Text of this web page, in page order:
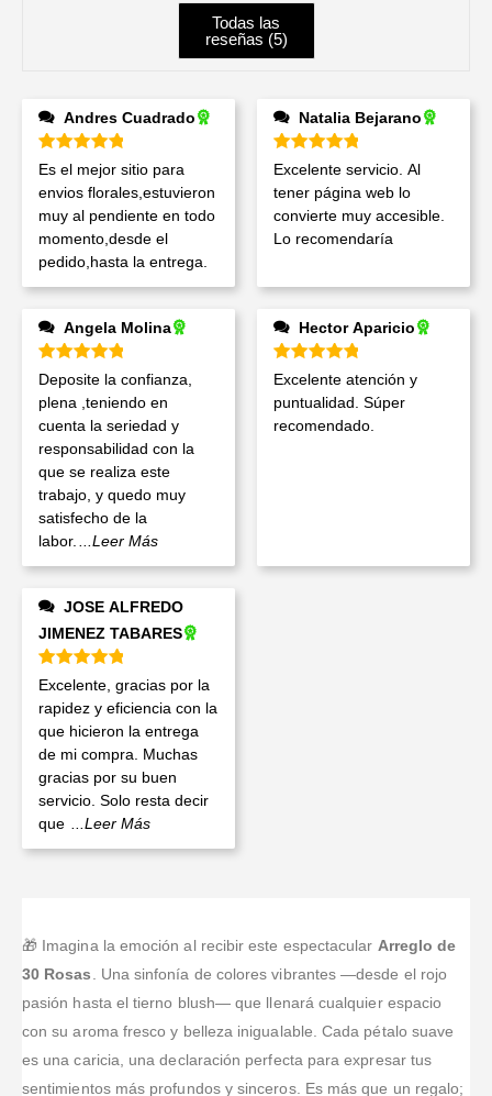
Todas las
reseñas (5)
Andres Cuadrado
Valorado en5de 5
Es el mejor sitio para
envios florales,estuvieron
muy al pendiente en todo
momento,desde el
pedido,hasta la entrega.
Natalia Bejarano
Valorado en 5de 5
Excelente servicio. Al
tener página web lo
convierte muy accesible.
Lo recomendaría
Angela Molina
Valorado en5de 5
Deposite la confianza,
plena ,teniendo en
cuenta la seriedad y
responsabilidad con la
que se realiza este
trabajo, y quedo muy
satisfecho de la
labor.
...Leer Más
Hector Aparicio
Valorado en5de 5
Excelente atención y
puntualidad. Súper
recomendado.
JIMENEZ TABARES
Valorado en 5de 5
Excelente, gracias por la
rapidez y eficiencia con la
que hicieron la entrega
de mi compra. Muchas
gracias por su buen
servicio. Solo resta decir
que
...Leer Más
🎁 Imagina la emoción al recibir este espectacular Arreglo de
30 Rosas . Una sinfonía de colores vibrantes —desde el rojo
pasión hasta el tierno blush— que llenará cualquier espacio
con su aroma fresco y belleza inigualable. Cada pétalo suave
es una caricia, una declaración perfecta para expresar tus
sentimientos más profundos y sinceros. Es más que un regalo;